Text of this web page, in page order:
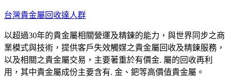
跳
主
要
內
容
台灣貴金屬回收達人群
以超過30年的貴金屬相關營運及精鍊的能力，與世界同步之商
業模式與技術，提供客戶失效觸媒之貴金屬回收及精鍊服務，
以及相關之貴金屬交易，主要著重於有價金. 屬的回收再利
用，其中貴金屬成份主要含有. 金、鈀等高價值貴金屬。